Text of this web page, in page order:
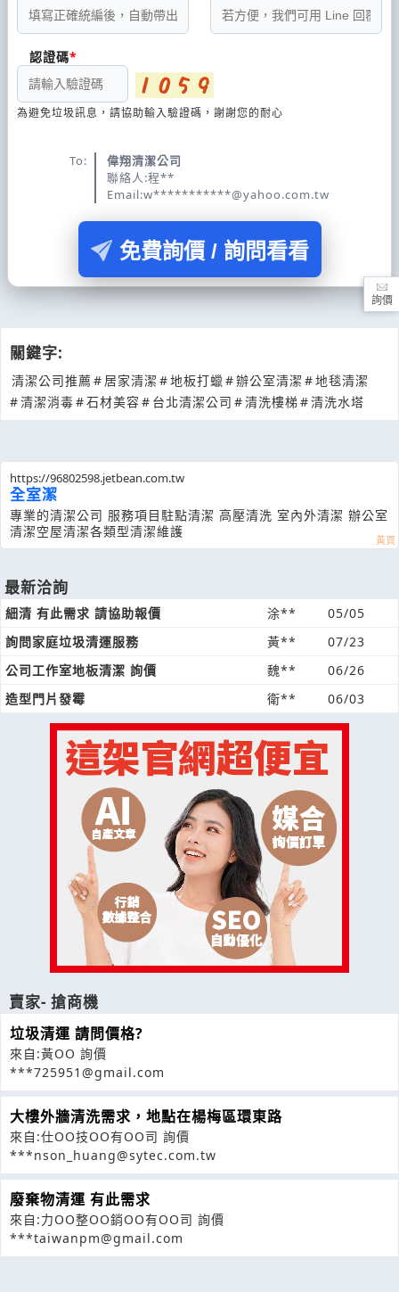
認證碼
為避免垃圾訊息，請協助輸入驗證碼，謝謝您的耐心
To:
偉翔清潔公司
聯絡人:程**
Email:w***********@yahoo.com.tw
免費詢價 / 詢問看看
關鍵字:
清潔公司推薦# 居家清潔 #地板打蠟 #辦公室清潔 #地毯清潔
#清潔消毒#石材美容# 台北清潔公司 #清洗樓梯#清洗水塔
https://96802598.jetbean.com.tw
全室潔
專業的清潔公司 服務項目駐點清潔 高壓清洗 室內外清潔 辦公室
清潔空屋清潔各類型清潔維護
最新洽詢
細清 有此需求 請協助報價 涂**
05/05
詢問家庭垃圾清運服務
黃**
07/23
公司工作室地板清潔 詢價
魏**
06/26
造型門片發霉
衛** 06/03
賣家- 搶商機
垃圾清運 請問價格?
來自:黃OO 詢價
***725951@gmail.com
大樓外牆清洗需求，地點在楊梅區環東路
來自:仕OO技OO有OO司 詢價
***nson_huang@sytec.com.tw
廢棄物清運 有此需求
來自:力OO整OO銷OO有OO司 詢價
***taiwanpm@gmail.com
詢價